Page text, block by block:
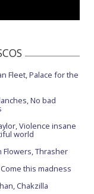
Fleet, Palace for the
No bad
Violence insane
world
Flowers, Thrasher
this madness
Chakzilla